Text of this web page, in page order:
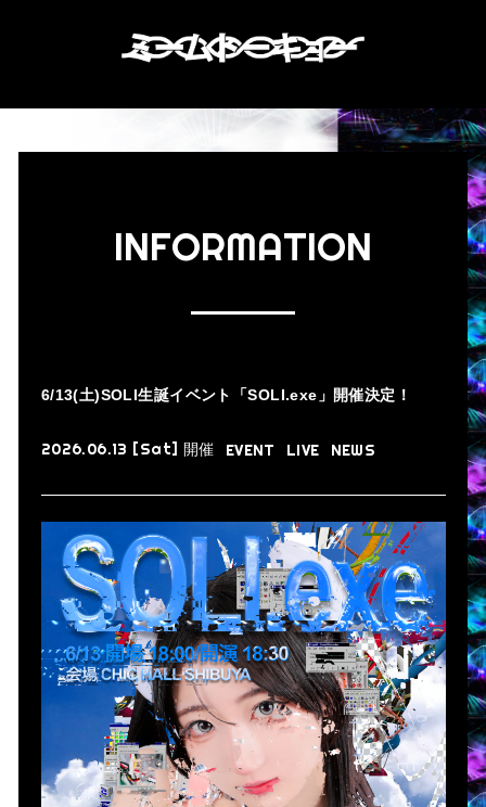
INFORMATION
6/13(土)SOLI生誕イベント「SOLI.exe」開催決定！
2026.06.13 [Sat] 開催 EVENT LIVE NEWS